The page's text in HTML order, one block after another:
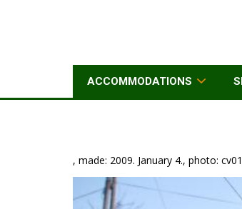
ACCOMMODATIONS
, made: 2009. January 4., photo: